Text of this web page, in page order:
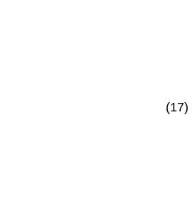
(17)